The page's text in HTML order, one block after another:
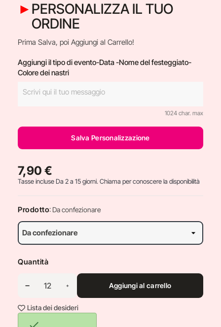
PERSONALIZZA IL TUO
ORDINE
Prima Salva, poi Aggiungi al Carrello!
Aggiungi il tipo di evento-Data -Nome del festeggiato-
Colore dei nastri
1024 char. max
Salva Personalizzazione
7,90 €
Tasse incluseDa 2 a 15 giorni. Chiama per conoscere la disponibilità
Prodotto: Da confezionare
Quantità
Aggiungi al carrello
Lista dei desideri